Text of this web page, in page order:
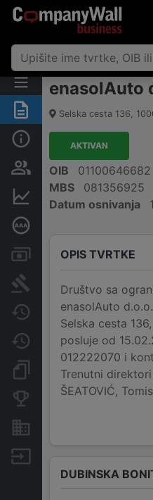
Sažetak
Osobe i vlasništvo
Računi i blokade
Sudske objave
Javne nabavke
Promjene
Dokumenti i objave
Konkurentske tvrtke
Izvoz
enasolAuto
Selska cesta 136,
AKTIVAN
OIB
01100646682
MBS
081356925
Datum osnivanja
OPIS TVRTKE
Društvo sa
enasolAuto
Selska cesta
posluje od
012222070 i
Trenutni
ŠEATOVIĆ,
DUBINSKA